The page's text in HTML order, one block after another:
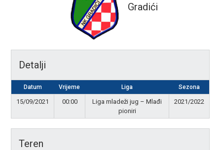
Gradići
Detalji
Datum Vrijeme Liga Sezona
15/09/2021 00:00
Liga mladeži jug – Mlađi
pioniri
2021/2022
Teren